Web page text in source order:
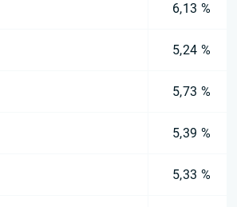
6,13 %
5,24 %
5,73 %
5,39 %
5,33 %